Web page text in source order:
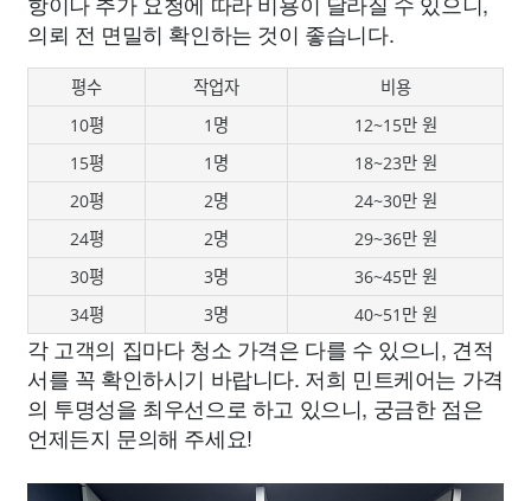
의뢰 전 면밀히 확인하는 것이 좋습니다.
평수 작업자
비용
10평
1명
12~15만 원
15평
1명
18~23만 원
20평
2명
24~30만 원
24평
2명
29~36만 원
30평
3명
36~45만 원
34평
3명 40~51만 원
각 고객의 집마다 청소 가격은 다를 수 있으니, 견적
서를 꼭 확인하시기 바랍니다. 저희 민트케어는 가격
의 투명성을 최우선으로 하고 있으니, 궁금한 점은
언제든지 문의해 주세요!